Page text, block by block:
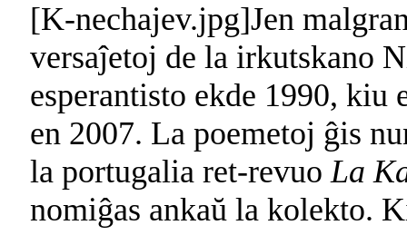
[K-nechajev.jpg]Jen
versaĵetoj de la irkutskano
esperantisto ekde 1990, kiu
en 2007. La poemetoj ĝis
la portugalia ret-revuoLa
nomiĝas ankaŭ la kolekto.